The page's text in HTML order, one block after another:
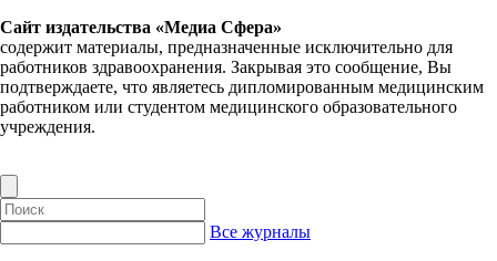
Сайт издательства «Медиа Сфера»
содержит материалы, предназначенные исключительно для
работников здравоохранения. Закрывая это сообщение, Вы
подтверждаете, что являетесь дипломированным медицинским
работником или студентом медицинского образовательного
учреждения.
Все журналы